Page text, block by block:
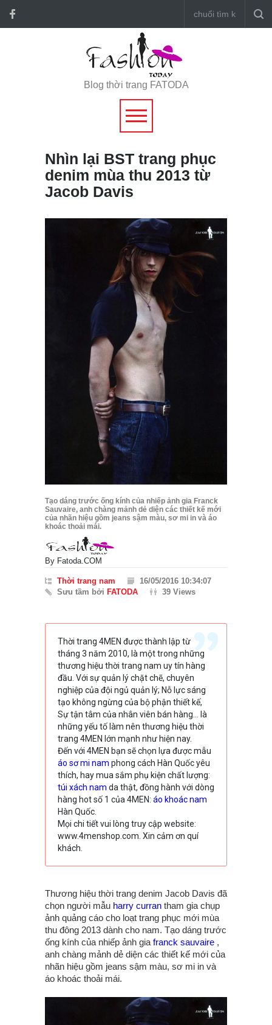
Blog thời trang FATODA
Nhìn lại BST trang phục
denim mùa thu 2013 từ
Jacob Davis
Tạo dáng trước ống kính của nhiếp ảnh gia Franck
Sauvaire, anh chàng mảnh dẻ diện các thiết kế mới
của nhãn hiệu gồm jeans sậm màu, sơ mi in và áo
khoác thoải mái.
By Fatoda.COM
Thời trang nam
16/05/2016 10:34:07
Sưu tầm bởi FATODA 39 Views
Thời trang 4MEN được thành lập từ
tháng 3 năm 2010, là một trong những
thương hiệu thời trang nam uy tín hàng
đầu. Với sự quản lý chặt chẽ, chuyên
nghiệp của đội ngủ quản lý; Nỗ lực sáng
tạo không ngừng của bộ phận thiết kế,
Sự tận tâm của nhân viên bán hàng… là
những yếu tố làm nên thương hiệu thời
trang 4MEN lớn mạnh như hiện nay.
Đến với 4MEN bạn sẽ chọn lựa được mẫu
áo sơ mi nam phong cách Hàn Quốc yêu
thích, hay mua sắm phụ kiện chất lượng:
túi xách nam da thật, đồng hành với dòng
hàng hot số 1 của 4MEN: áo khoác nam
Hàn Quốc.
Mọi chi tiết vui lòng truy cập website:
www.4menshop.com. Xin cảm ơn quí
khách.
Thương hiệu thời trang denim Jacob Davis đã
chọn người mẫu harry curran tham gia chụp
ảnh quảng cáo cho loạt trang phục mới mùa
thu đông 2013 dành cho nam. Tạo dáng trước
ống kính của nhiếp ảnh gia franck sauvaire ,
anh chàng mảnh dẻ diện các thiết kế mới của
nhãn hiệu gồm jeans sậm màu, sơ mi in và
áo khoác thoải mái.